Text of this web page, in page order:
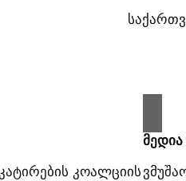
კოალციის